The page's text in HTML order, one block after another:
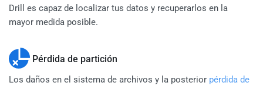
Drill es capaz de localizar tus datos y recuperarlos en la
mayor medida posible.
Pérdida de partición
Los daños en el sistema de archivos y la posterior pérdida de